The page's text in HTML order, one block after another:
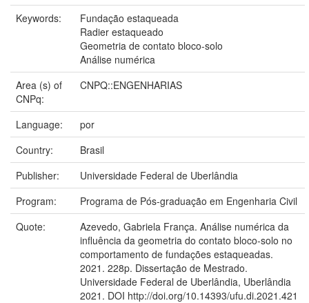
Keywords:
Fundação estaqueada
Radier estaqueado
Geometria de contato bloco-solo
Análise numérica
Area (s) of
CNPq:
CNPQ::ENGENHARIAS
Language:
por
Country:
Brasil
Publisher:
Universidade Federal de Uberlândia
Program:
Programa de Pós-graduação em Engenharia Civil
Quote:
Azevedo, Gabriela França. Análise numérica da
influência da geometria do contato bloco-solo no
comportamento de fundações estaqueadas.
2021. 228p. Dissertação de Mestrado.
Universidade Federal de Uberlândia, Uberlândia
2021. DOI http://doi.org/10.14393/ufu.di.2021.421